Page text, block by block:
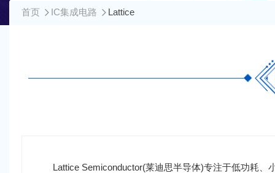
首页 IC集成电路 Lattice
Lattice Semiconductor(莱迪思半导体)专注于低功耗